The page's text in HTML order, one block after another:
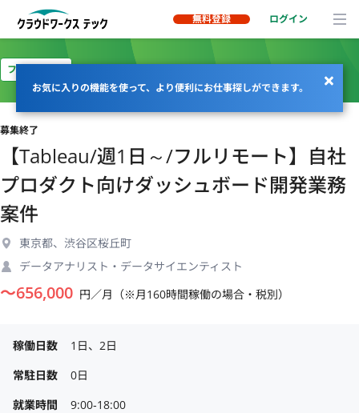
無料登録 ログイン
お気に入りの機能を使って、より便利にお仕事探しができます。
フルリモート
募集終了
【Tableau/週1日～/フルリモート】自社
プロダクト向けダッシュボード開発業務
案件
東京都、渋谷区桜丘町
データアナリスト・データサイエンティスト
〜656,000 円／月（※月160時間稼働の場合・税別）
稼働日数
1日、2日
常駐日数
0日
就業時間
9:00‐18:00